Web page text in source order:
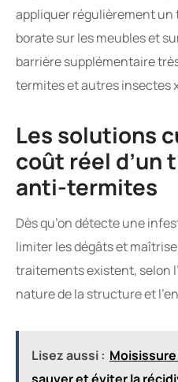
appliquer régulièrement
borate sur les meubles et
barrière supplémentaire
termites et autres insectes
Les solutions
coût réel d’un
anti-termites
Dès qu’on détecte une
limiter les dégâts et
traitements existent, selon
nature de la structure et
Lisez aussi :